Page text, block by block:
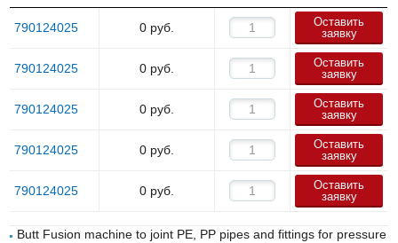
790124025 0 руб.
Оставить
заявку
790124025 0 руб.
Оставить
заявку
790124025 0 руб.
Оставить
заявку
790124025 0 руб.
Оставить
заявку
790124025 0 руб.
Оставить
заявку
Butt Fusion machine to joint PE, PP pipes and fittings for pressure